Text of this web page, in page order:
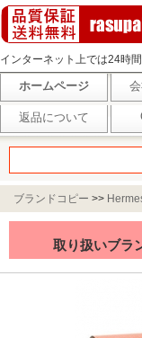
インターネット上では24時
ホームページ
返品について
ブランドコピー >>
取り扱いブラ